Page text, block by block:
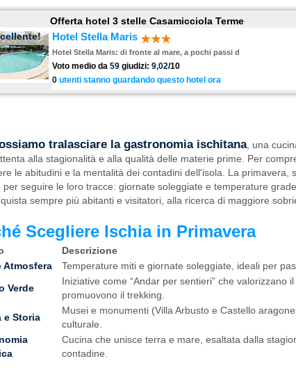
Offerta hotel 3 stelle Casamicciola Terme
Hotel Stella Maris
Hotel Stella Maris: di fronte al mare, a pochi passi d
Voto medio da 59 giudizi: 9,02/10
0 utenti stanno guardando questo hotel ora
tralasciare la gastronomia ischitana, una
alla stagionalità e alla qualità delle materie prime. Per
le abitudini e la mentalità dei contadini dell'isola. La primavera,
per seguire le loro tracce: giornate soleggiate e temperature
sempre più abitanti e visitatori, alla ricerca di maggiore
Scegliere Ischia in Primavera
Descrizione
Atmosfera
Temperature miti e giornate soleggiate, ideali per
Verde
Iniziative come “Andar per sentieri” che valorizzano
promuovono il trekking.
e Storia
Musei e monumenti (Villa Arbusto e Castello
culturale.
Cucina che unisce terra e mare, esaltata dalla
contadine.